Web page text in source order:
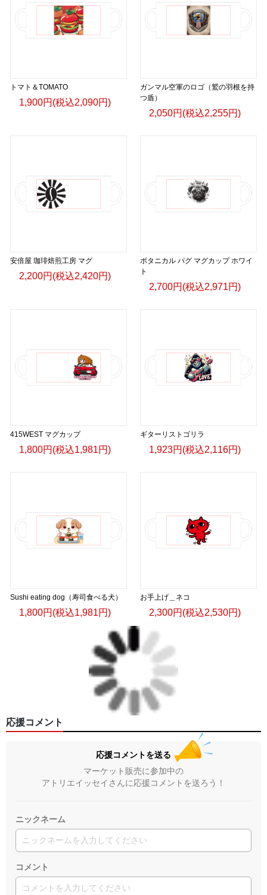
トマト＆TOMATO
1,900円(税込2,090円)
ガンマル空軍のロゴ（鷲の羽根を持
つ盾）
2,050円(税込2,255円)
安倍屋 珈琲焙煎工房 マグ
2,200円(税込2,420円)
ボタニカル パグ マグカップ ホワイ
ト
2,700円(税込2,971円)
415WEST マグカップ
1,800円(税込1,981円)
ギターリストゴリラ
1,923円(税込2,116円)
Sushi eating dog（寿司食べる犬）
1,800円(税込1,981円)
お手上げ＿ネコ
2,300円(税込2,530円)
応援コメント
応援コメントを送る
マーケット販売に参加中の
アトリエイッセイさんに応援コメントを送ろう！
ニックネーム
コメント